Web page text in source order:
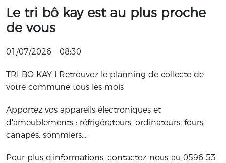
Le tri bô kay est au plus proche
de vous
01/07/2026 - 08:30
TRI BO KAY l Retrouvez le planning de collecte de
votre commune tous les mois
Apportez vos appareils électroniques et
d'ameublements : réfrigérateurs, ordinateurs, fours,
canapés, sommiers...
Pour plus d'informations, contactez-nous au 0596 53